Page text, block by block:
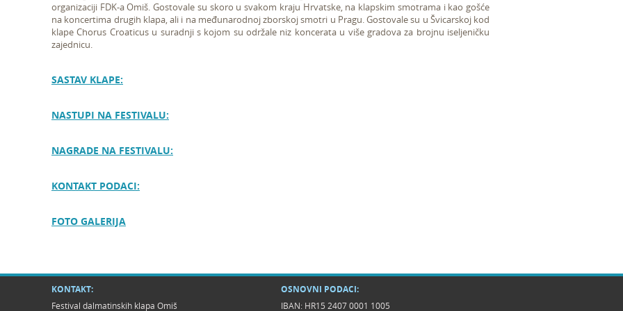
organizaciji FDK-a Omiš. Gostovale su skoro u svakom kraju Hrvatske, na klapskim smotrama i kao gošće
na koncertima drugih klapa, ali i na međunarodnoj zborskoj smotri u Pragu. Gostovale su u Švicarskoj kod
klape Chorus Croaticus u suradnji s kojom su održale niz koncerata u više gradova za brojnu iseljeničku
zajednicu.
SASTAV KLAPE:
NASTUPI NA FESTIVALU:
NAGRADE NA FESTIVALU:
KONTAKT PODACI:
FOTO GALERIJA
KONTAKT:
Festival dalmatinskih klapa Omiš
OSNOVNI PODACI:
IBAN: HR15 2407 0001 1005